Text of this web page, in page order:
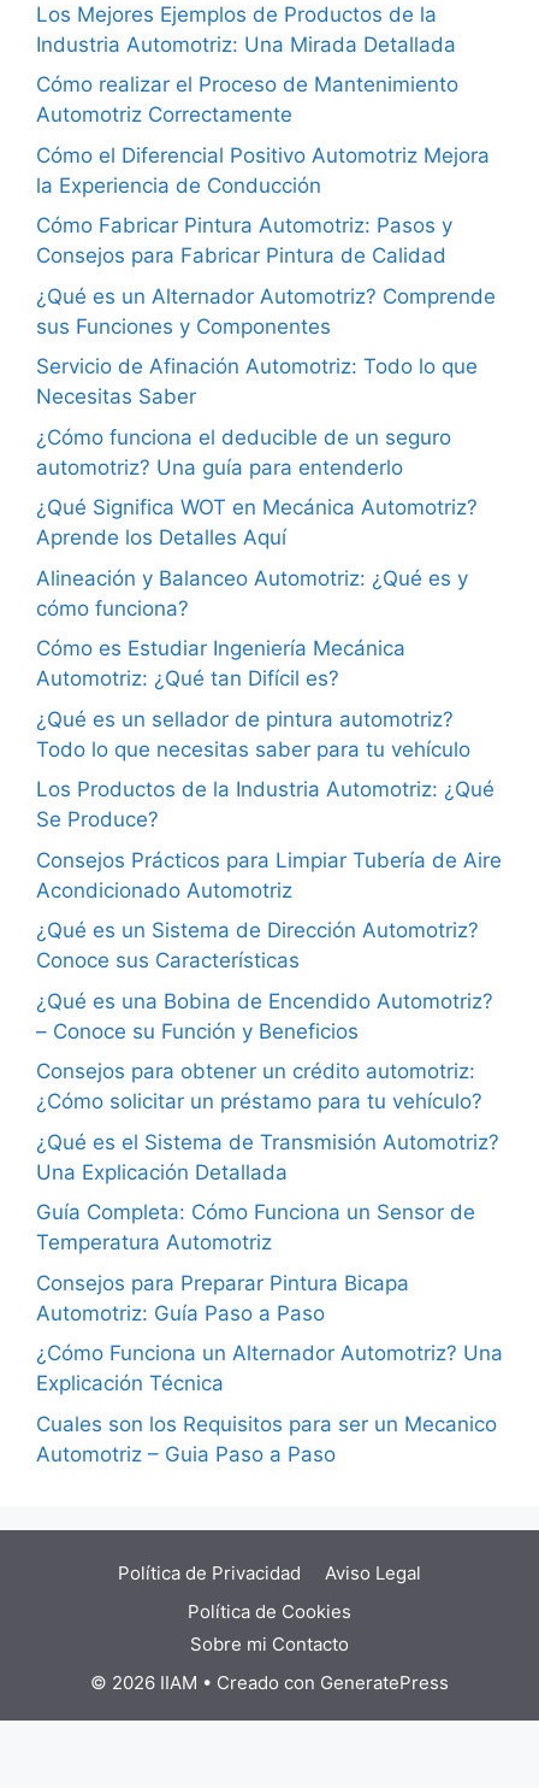
Los Mejores Ejemplos de Productos de la
Industria Automotriz: Una Mirada Detallada
Cómo realizar el Proceso de Mantenimiento
Automotriz Correctamente
Cómo el Diferencial Positivo Automotriz Mejora
la Experiencia de Conducción
Cómo Fabricar Pintura Automotriz: Pasos y
Consejos para Fabricar Pintura de Calidad
¿Qué es un Alternador Automotriz? Comprende
sus Funciones y Componentes
Servicio de Afinación Automotriz: Todo lo que
Necesitas Saber
¿Cómo funciona el deducible de un seguro
automotriz? Una guía para entenderlo
¿Qué Significa WOT en Mecánica Automotriz?
Aprende los Detalles Aquí
Alineación y Balanceo Automotriz: ¿Qué es y
cómo funciona?
Cómo es Estudiar Ingeniería Mecánica
Automotriz: ¿Qué tan Difícil es?
¿Qué es un sellador de pintura automotriz?
Todo lo que necesitas saber para tu vehículo
Los Productos de la Industria Automotriz: ¿Qué
Se Produce?
Consejos Prácticos para Limpiar Tubería de Aire
Acondicionado Automotriz
¿Qué es un Sistema de Dirección Automotriz?
Conoce sus Características
¿Qué es una Bobina de Encendido Automotriz?
– Conoce su Función y Beneficios
Consejos para obtener un crédito automotriz:
¿Cómo solicitar un préstamo para tu vehículo?
¿Qué es el Sistema de Transmisión Automotriz?
Una Explicación Detallada
Guía Completa: Cómo Funciona un Sensor de
Temperatura Automotriz
Consejos para Preparar Pintura Bicapa
Automotriz: Guía Paso a Paso
¿Cómo Funciona un Alternador Automotriz? Una
Explicación Técnica
Cuales son los Requisitos para ser un Mecanico
Automotriz – Guia Paso a Paso
Política de Privacidad
Aviso Legal
Política de Cookies
Sobre mi Contacto
© 2026 IIAM • Creado con GeneratePress